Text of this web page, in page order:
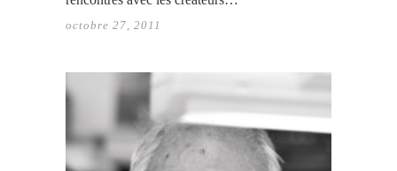
octobre 27, 2011